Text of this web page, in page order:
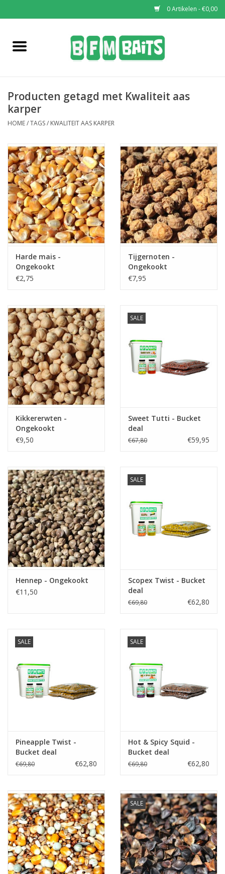
0 Artikelen - €0,00
Home
Pop-Ups
Soaks & Dips
Bucket Deals
Bulk Deals
Partikels & Pellets
Nieuws
Producten getagd met Kwaliteit aas
karper
HOME/TAGS/ KWALITEIT AAS KARPER
Harde mais -
Ongekookt
€2,75
Tijgernoten -
Ongekookt
€7,95
Kikkererwten -
Ongekookt
€9,50
SALE
Sweet Tutti - Bucket
deal
€67,80 €59,95
Hennep - Ongekookt
€11,50
SALE
Scopex Twist - Bucket
deal
€69,80 €62,80
SALE
Pineapple Twist -
Bucket deal
€69,80 €62,80
SALE
Hot & Spicy Squid -
Bucket deal
€69,80 €62,80
SALE